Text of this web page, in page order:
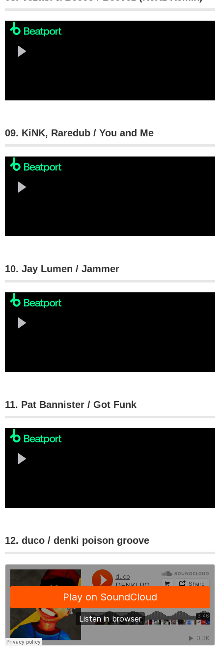
09. KiNK, Raredub / You and Me
10. Jay Lumen / Jammer
11. Pat Bannister / Got Funk
12. duco / denki poison groove